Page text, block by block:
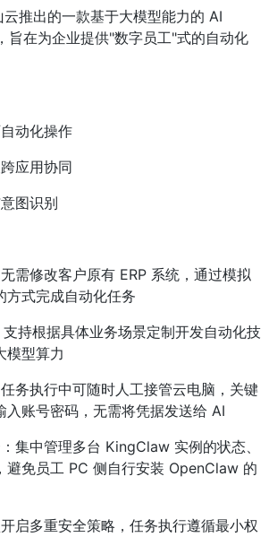
推出的一款基于大模型能力的 AI
旨在为企业提供"数字员工"式的自动化
动化操作
应用协同
图识别
需修改客户原有 ERP 系统，通过模拟
方式完成自动化任务
支持根据具体业务场景定制开发自动化技
模型算力
务执行中可随时人工接管云电脑，关键
入账号密码，无需将凭据发送给 AI
：集中管理多台 KingClaw 实例的状态、
避免员工 PC 侧自行安装 OpenClaw 的
开启多重安全策略，任务执行遵循最小权